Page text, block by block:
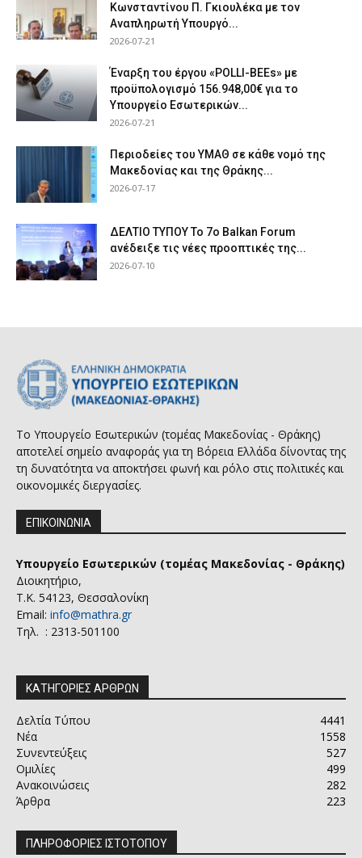
Κωνσταντίνου Π. Γκιουλέκα με τον
Αναπληρωτή Υπουργό...
2026-07-21
Έναρξη του έργου «POLLI-BEEs» με
προϋπολογισμό 156.948,00€ για το
Υπουργείο Εσωτερικών...
2026-07-21
Περιοδείες του ΥΜΑΘ σε κάθε νομό της
Μακεδονίας και της Θράκης...
2026-07-17
ΔΕΛΤΙΟ ΤΥΠΟΥ Το 7ο Balkan Forum
ανέδειξε τις νέες προοπτικές της...
2026-07-10
Το Υπουργείο Εσωτερικών (τομέας Μακεδονίας - Θράκης)
αποτελεί σημείο αναφοράς για τη Βόρεια Ελλάδα δίνοντας της
τη δυνατότητα να αποκτήσει φωνή και ρόλο στις πολιτικές και
οικονομικές διεργασίες.
ΕΠΙΚΟΙΝΩΝΙΑ
Υπουργείο Εσωτερικών (τομέας Μακεδονίας - Θράκης)
Διοικητήριο,
Τ.Κ. 54123, Θεσσαλονίκη
Email: info@mathra.gr
Τηλ. : 2313-501100
ΚΑΤΗΓΟΡΙΕΣ ΑΡΘΡΩΝ
Δελτία Τύπου
4441
Νέα
1558
Συνεντεύξεις
527
Ομιλίες
499
Ανακοινώσεις
282
Άρθρα
223
ΠΛΗΡΟΦΟΡΙΕΣ ΙΣΤΟΤΟΠΟΥ